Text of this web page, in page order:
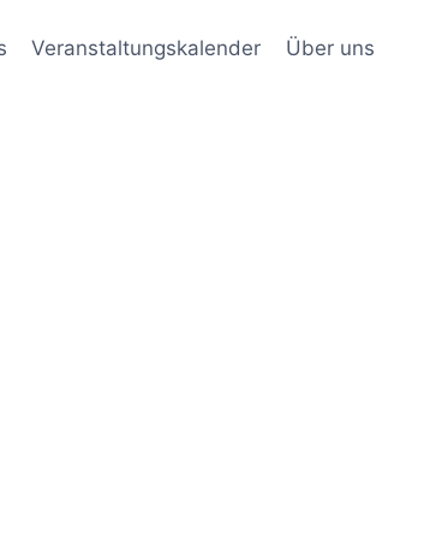
Veranstaltungskalender Über uns